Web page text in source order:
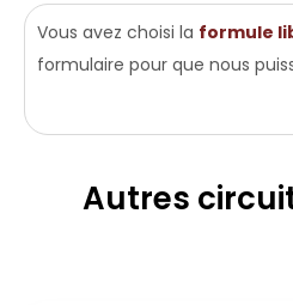
Vous avez choisi la formule
formulaire pour que nous
Autres